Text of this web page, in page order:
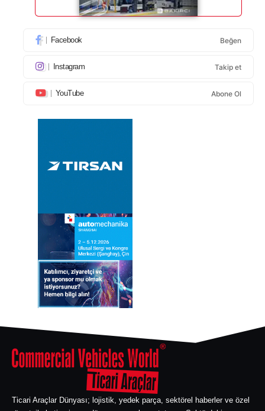
Facebook Beğen
Instagram Takip et
YouTube Abone Ol
Ticari Araçlar Dünyası; lojistik, yedek parça, sektörel haberler ve özel